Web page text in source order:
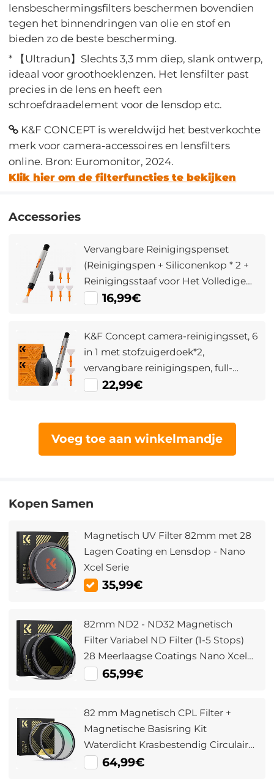
lensbeschermingsfilters beschermen bovendien
tegen het binnendringen van olie en stof en
bieden zo de beste bescherming.
* 【Ultradun】Slechts 3,3 mm diep, slank ontwerp,
ideaal voor groothoeklenzen. Het lensfilter past
precies in de lens en heeft een
schroefdraadelement voor de lensdop etc.
K&F CONCEPT is wereldwijd het bestverkochte
merk voor camera-accessoires en lensfilters
online. Bron: Euromonitor, 2024.
Klik hier om de filterfuncties te bekijken
Accessories
Vervangbare Reinigingspenset
(Reinigingspen + Siliconenkop * 2 +
Reinigingsstaaf voor Het Volledige
Frame * 6)
16,99€
K&F Concept camera-reinigingsset, 6
in 1 met stofzuigerdoek*2,
vervangbare reinigingspen, full-
frame reinigingsstaaf*2, siliconen
schoonmaakgereedschap
22,99€
Voeg toe aan winkelmandje
Kopen Samen
Magnetisch UV Filter 82mm met 28
Lagen Coating en Lensdop - Nano
Xcel Serie
35,99€
82mm ND2 - ND32 Magnetisch
Filter Variabel ND Filter (1-5 Stops)
28 Meerlaagse Coatings Nano Xcel
Serie65,99€
82 mm Magnetisch CPL Filter +
Magnetische Basisring Kit
Waterdicht Krasbestendig Circulair
Polarisatiefilter Met 28 Multi
64,99€